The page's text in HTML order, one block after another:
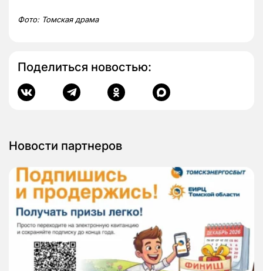
Фото: Томская драма
Поделиться новостью:
Новости партнеров